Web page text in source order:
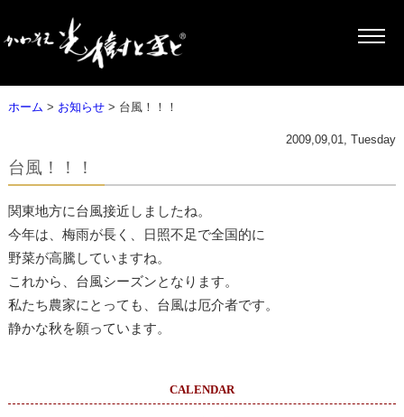
ホーム > お知らせ> 台風！！！
2009,09,01, Tuesday
台風！！！
関東地方に台風接近しましたね。
今年は、梅雨が長く、日照不足で全国的に
野菜が高騰していますね。
これから、台風シーズンとなります。
私たち農家にとっても、台風は厄介者です。
静かな秋を願っています。
CALENDAR